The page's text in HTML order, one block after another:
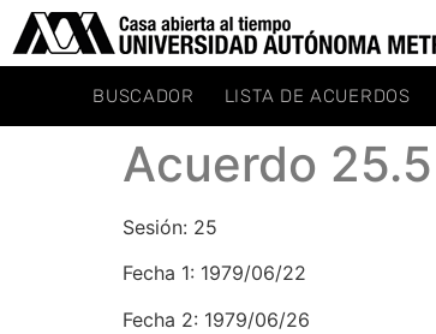
BUSCADOR LISTA DE ACUERDOS
Acuerdo 25.5
Sesión: 25
Fecha 1: 1979/06/22
Fecha 2: 1979/06/26